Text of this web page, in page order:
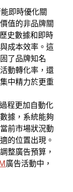
即時優化關
值的非品牌關
史數據和即時
成本效率。這
了品牌知名
動轉化率，還
中精力於更重
程更加自動化
據，系統能夠
前市場狀況動
的位置出現。
整廣告預算，
廣告活動中，